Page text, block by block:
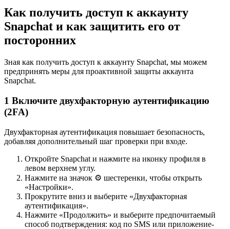
Как получить доступ к аккаунту
Snapchat и как защитить его от
посторонних
Зная как получить доступ к аккаунту Snapchat, мы можем
предпринять меры для проактивной защиты аккаунта
Snapchat.
1 Включите двухфакторную аутентификацию
(2FA)
Двухфакторная аутентификация повышает безопасность,
добавляя дополнительный шаг проверки при входе.
Откройте Snapchat и нажмите на иконку профиля в
левом верхнем углу.
Нажмите на значок ⚙️ шестеренки, чтобы открыть
«Настройки».
Прокрутите вниз и выберите «Двухфакторная
аутентификация».
Нажмите «Продолжить» и выберите предпочитаемый
способ подтверждения: код по SMS или приложение-